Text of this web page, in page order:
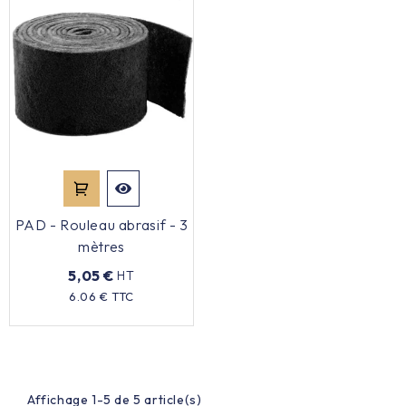
passionné, lestampons abrasifs
votre travail de polissage. Conçus avec des matériaux
de haute qualité, ces tampons abrasifs disposent d'une
surface rugueuse permettant de polir efficacement et
en profondeur.
taches, rayures et imperfections afin de laisser une
surface lisse et brillante. Ils conviennent parfaitement
pour polir du bois, du métal, du verre ou d'autres
matériaux.
Goupillon alimentaire au meilleur prix
Besoin de nettoyer des récipients difficilement
PAD - Rouleau abrasif - 3
mètres
5,05 € HT
6.06 € TTC
Prix
Affichage 1-5 de 5 article(s)